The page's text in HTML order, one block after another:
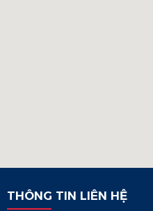
THÔNG TIN LIÊN HỆ